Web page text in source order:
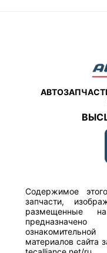
Содержимое
запчасти,
размещенные
материалов сайта